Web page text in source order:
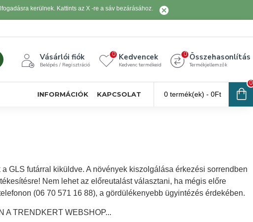
kerülnek. Kattints az X -re a sáv bezárásához.
Vásárlói fiók
Belépés / Regisztráció
Kedvencek
Kedvenc termékeid
0 Összehasonlítás
Termékjellemzők
0
INFORMÁCIÓK KAPCSOLAT 0 termék(ek) - 0Ft
0
GLS futárral kiküldve. A növények kiszolgálása érkezési sorrendben
Nem lehet az előreutalást választani, ha mégis előre
(06 70 571 16 88), a gördülékenyebb ügyintézés érdekében.
A TRENDKERT WEBSHOP...